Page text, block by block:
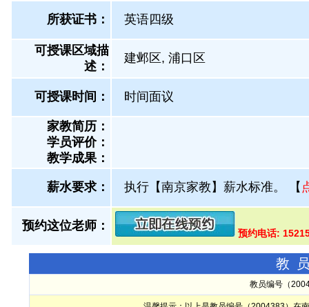
所获证书 ： 英语四级
可授课区域描
述：
建邺区, 浦口区
可授课时间： 时间面议
家教简历：
学员评价：
教学成果：
薪水要求： 执行【南京家教】薪水标准。 【
预约这位老师：
预约电话:
教
教员编号（